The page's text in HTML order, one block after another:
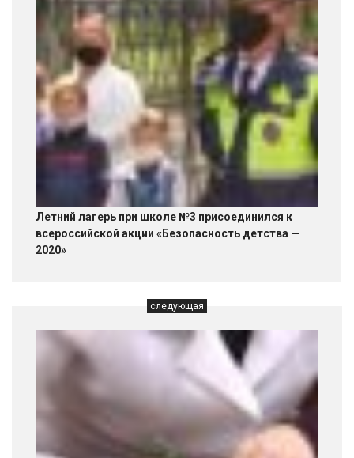
Летний лагерь при школе №3 присоединился к
всероссийской акции «Безопасность детства —
2020»
следующая